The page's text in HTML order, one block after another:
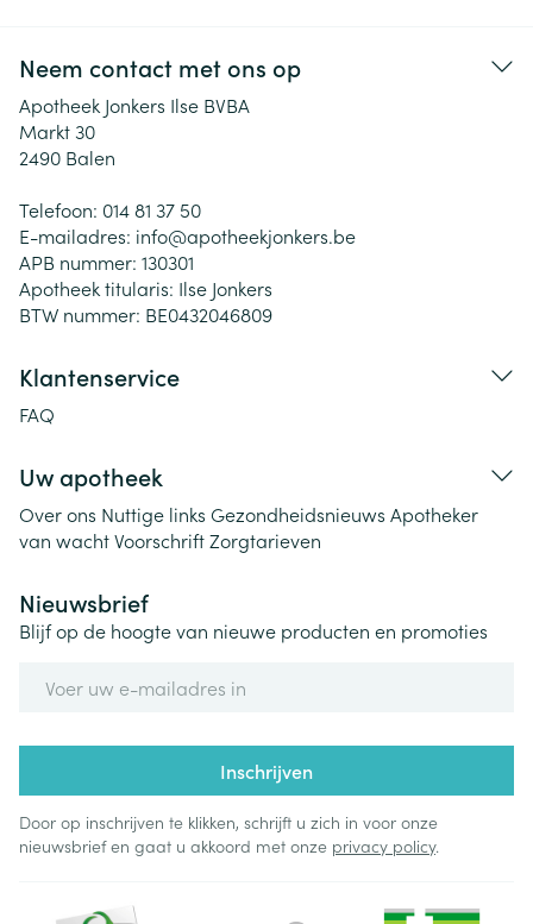
Neem contact met ons op
Apotheek Jonkers Ilse BVBA
Markt 30
2490 Balen
Telefoon: 014 81 37 50
E-mailadres: info@apotheekjonkers.be
APB nummer: 130301
Apotheek titularis: Ilse Jonkers
BTW nummer: BE0432046809
Klantenservice
FAQ
Uw apotheek
Over ons Nuttige links Gezondheidsnieuws Apotheker
van wachtVoorschriftZorgtarieven
Nieuwsbrief
Blijf op de hoogte van nieuwe producten en promoties
Inschrijven
Door op inschrijven te klikken, schrijft u zich in voor onze
nieuwsbrief en gaat u akkoord met onze privacy policy.